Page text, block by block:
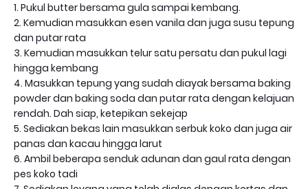
1. Pukul butter bersama gula sampai kembang.
2. Kemudian masukkan esen vanila dan juga susu tepung
dan putar rata
3. Kemudian masukkan telur satu persatu dan pukul lagi
hingga kembang
4. Masukkan tepung yang sudah diayak bersama baking
powder dan baking soda dan putar rata dengan kelajuan
rendah. Dah siap, ketepikan sekejap
5. Sediakan bekas lain masukkan serbuk koko dan juga air
panas dan kacau hingga larut
6. Ambil beberapa senduk adunan dan gaul rata dengan
pes koko tadi